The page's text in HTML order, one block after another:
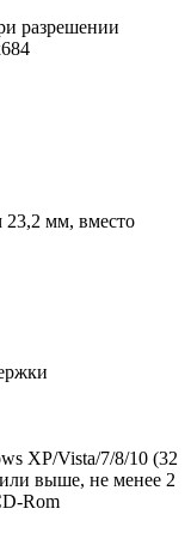
разрешении
23,2 мм, вместо
XP/Vista/7/8/10 (32
выше, не менее 2
Rom